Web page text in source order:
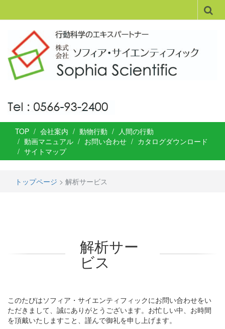
TOP 会社案内 動物行動
人間の行動
動画マニュアル
お問い合わせ
カタログダウンロード
サイトマップ
トップページ > 解析サービス
解析サー
ビス
このたびはソフィア・サイエンティフィックにお問い合わせをい
ただきまして、誠にありがとうございます。お忙しい中、お時間
を頂戴いたしますこと、謹んで御礼を申し上げます。